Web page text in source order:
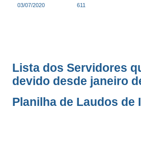
03/07/2020 611
Lista dos Servidores
devido desde janeiro
Planilha de Laudos de